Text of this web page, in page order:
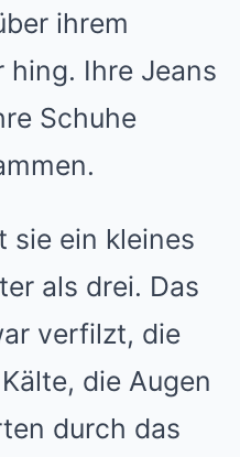
ihrem
hing. Ihre Jeans
Schuhe
sie ein kleines
als drei. Das
verfilzt, die
die Augen
durch das